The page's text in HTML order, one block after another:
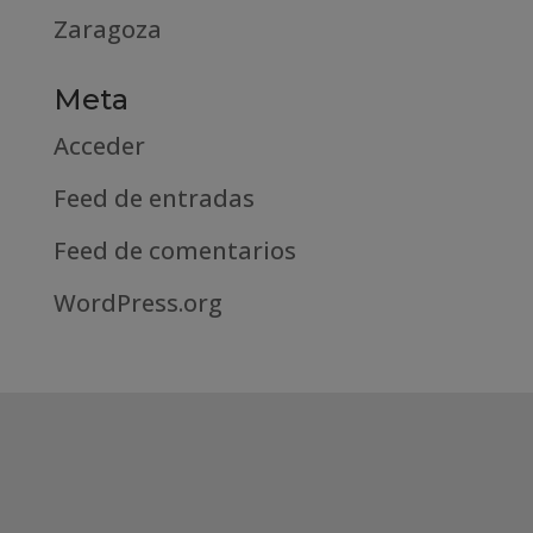
Zaragoza
Meta
Acceder
Feed de entradas
Feed de comentarios
WordPress.org